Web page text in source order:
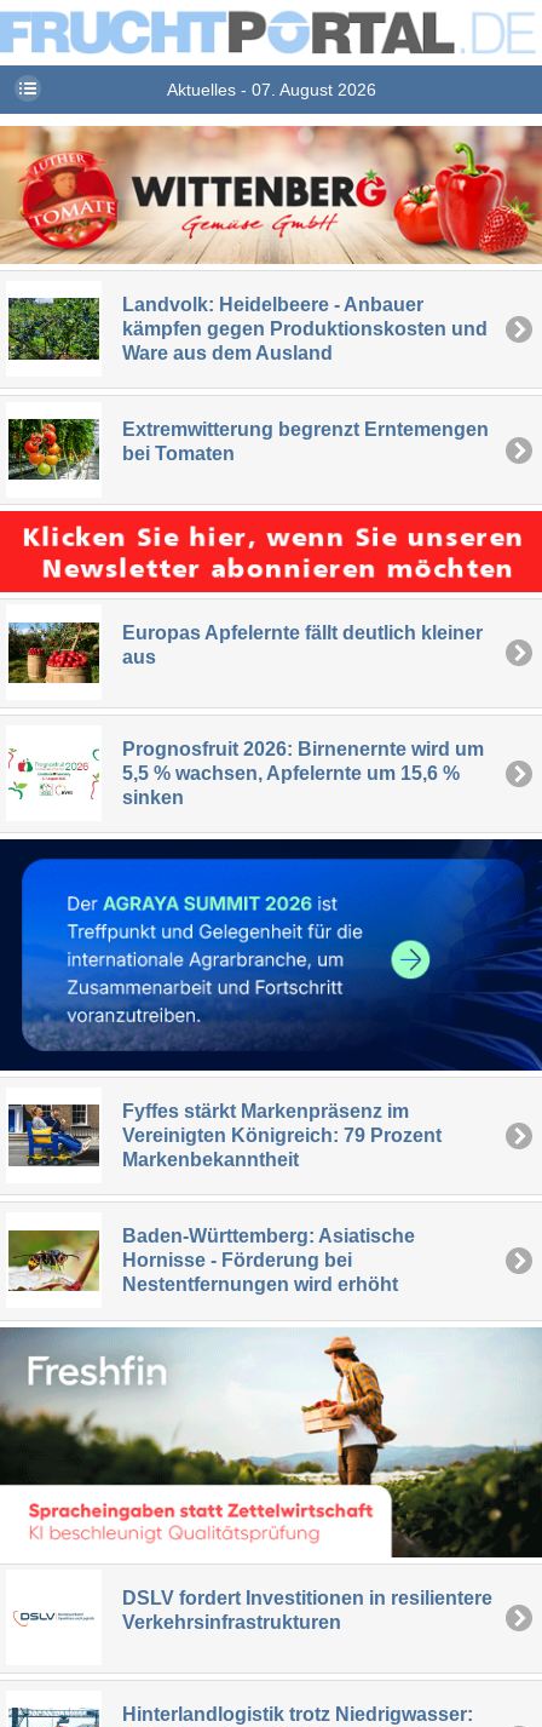
Aktuelles - 07. August 2026
Landvolk: Heidelbeere - Anbauer
kämpfen gegen Produktionskosten und
Ware aus dem Ausland
Extremwitterung begrenzt Erntemengen
bei Tomaten
Europas Apfelernte fällt deutlich kleiner
aus
Prognosfruit 2026: Birnenernte wird um
5,5 % wachsen, Apfelernte um 15,6 %
sinken
Fyffes stärkt Markenpräsenz im
Vereinigten Königreich: 79 Prozent
Markenbekanntheit
Baden-Württemberg: Asiatische
Hornisse - Förderung bei
Nestentfernungen wird erhöht
DSLV fordert Investitionen in resilientere
Verkehrsinfrastrukturen
Hinterlandlogistik trotz Niedrigwasser: